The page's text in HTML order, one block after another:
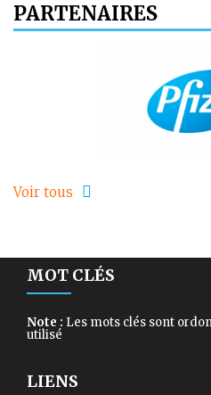
PARTENAIRES
Voir tous
MOT CLÉS
Note : Les mots clés sont
utilisé
LIENS